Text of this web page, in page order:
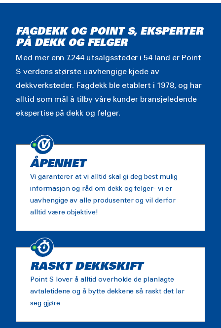
FAGDEKK OG POINT S, EKSPERTER
PÅ DEKK OG FELGER
Med mer enn 7.244 utsalgssteder i 54 land er Point
S verdens største uavhengige kjede av
dekkverksteder. Fagdekk ble etablert i 1978, og har
alltid som mål å tilby våre kunder bransjeledende
ekspertise på dekk og felger.
ÅPENHET
Vi garanterer at vi alltid skal gi deg best mulig
informasjon og råd om dekk og felger- vi er
uavhengige av alle produsenter og vil derfor
alltid være objektive!
RASKT DEKKSKIFT
Point S lover å alltid overholde de planlagte
avtaletidene og å bytte dekkene så raskt det lar
seg gjøre